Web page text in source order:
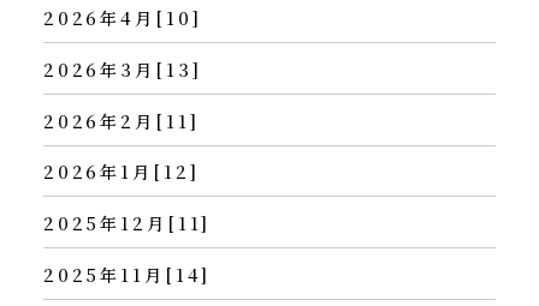
2026年4月[10]
2026年3月[13]
2026年2月[11]
2026年1月[12]
2025年12月[11]
2025年11月[14]